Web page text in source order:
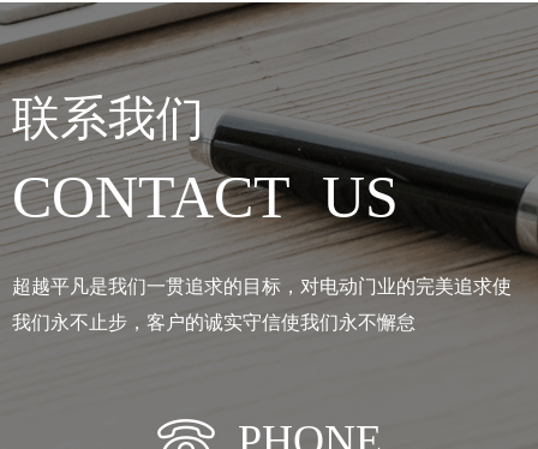
联系我们
CONTACT US
超越平凡是我们一贯追求的目标，对电动门业的完美追求使
我们永不止步，客户的诚实守信使我们永不懈怠